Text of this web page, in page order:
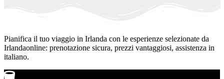
Pianifica il tuo viaggio in Irlanda con le esperienze selezionate da
Irlandaonline: prenotazione sicura, prezzi vantaggiosi, assistenza in
italiano.